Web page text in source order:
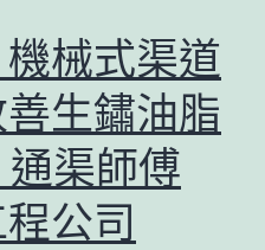
械式渠道
生鏽油脂
渠師傅
公司